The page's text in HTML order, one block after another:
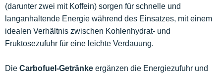
(darunter zwei mit Koffein) sorgen für schnelle und
langanhaltende Energie während des Einsatzes, mit einem
idealen Verhältnis zwischen Kohlenhydrat- und
Fruktosezufuhr für eine leichte Verdauung.
Die Carbofuel-Getränke ergänzen die Energiezufuhr und